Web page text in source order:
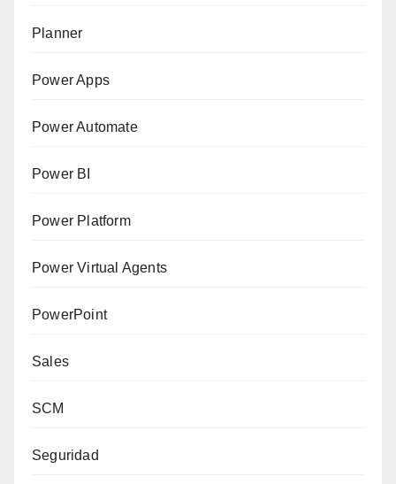
Planner
Power Apps
Power Automate
Power BI
Power Platform
Power Virtual Agents
PowerPoint
Sales
SCM
Seguridad